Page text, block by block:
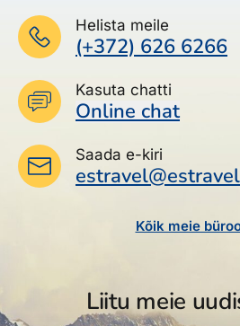
Helista meile
(+372) 626 6266
Kasuta chatti
Online chat
Saada e-kiri
Kõik meie
Liitu meie